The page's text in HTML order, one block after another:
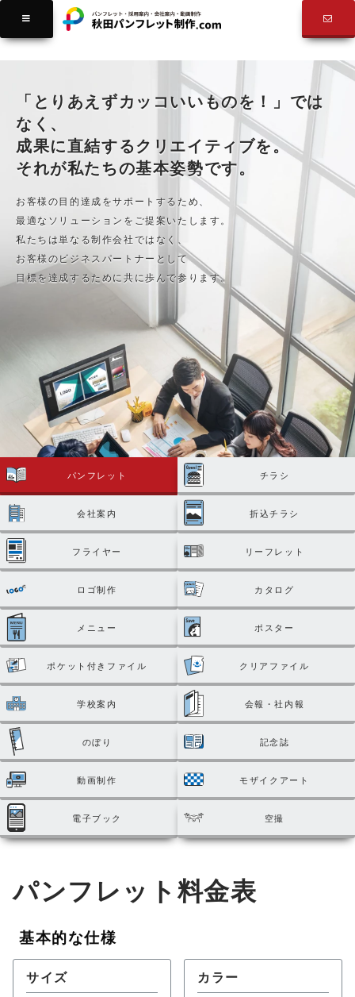
料金表
「とりあえずカッコいいものを！」では
なく、
成果に直結するクリエイティブを。
それが私たちの基本姿勢です。
お客様の目的達成をサポートするため、
最適なソリューションをご提案いたします。
私たちは単なる制作会社ではなく、
お客様のビジネスパートナーとして
目標を達成するために共に歩んで参ります。
パンフレット チラシ
会社案内 折込チラシ
フライヤー リーフレット
ロゴ制作 カタログ
メニュー ポスター
ポケット付きファイル クリアファイル
学校案内 会報・社内報
のぼり 記念誌
動画制作 モザイクアート
電子ブック 空撮
パンフレット料金表
基本的な仕様
サイズ カラー